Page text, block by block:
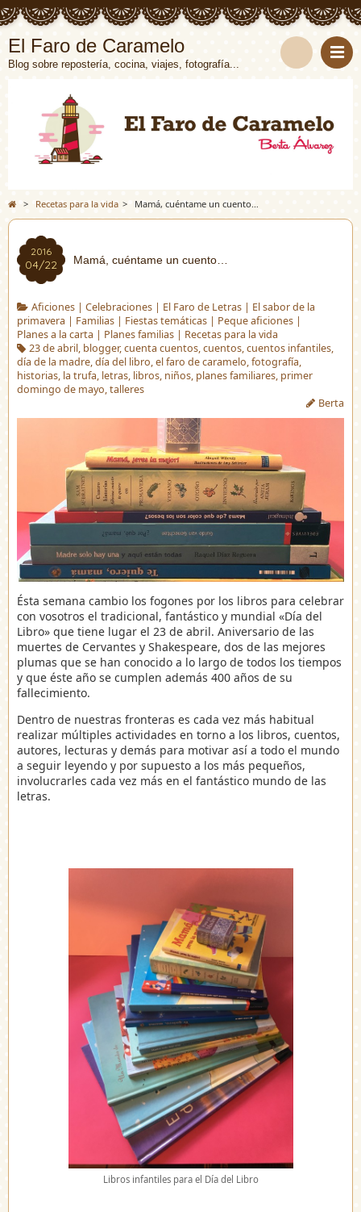
El Faro de Caramelo
Blog sobre repostería, cocina, viajes, fotografía...
> Recetas para la vida > Mamá, cuéntame un cuento…
2016
04/22 Mamá, cuéntame un cuento…
Aficiones| Celebraciones| El Faro de Letras| El sabor de la
primavera | Familias | Fiestas temáticas | Peque aficiones |
Planes a la carta | Planes familias | Recetas para la vida
23 de abril, blogger,cuenta cuentos,cuentos,cuentos infantiles,
día de la madre,día del libro,el faro de caramelo,fotografía,
historias, la trufa, letras, libros, niños, planes familiares, primer
domingo de mayo,talleres
Berta
Ésta semana cambio los fogones por los libros para celebrar
con vosotros el tradicional, fantástico y mundial «Día del
Libro» que tiene lugar el 23 de abril. Aniversario de las
muertes de Cervantes y Shakespeare, dos de las mejores
plumas que se han conocido a lo largo de todos los tiempos
y que éste año se cumplen además 400 años de su
fallecimiento.
Dentro de nuestras fronteras es cada vez más habitual
realizar múltiples actividades en torno a los libros, cuentos,
autores, lecturas y demás para motivar así a todo el mundo
a seguir leyendo y por supuesto a los más pequeños,
involucrarles cada vez más en el fantástico mundo de las
letras.
Libros infantiles para el Día del Libro